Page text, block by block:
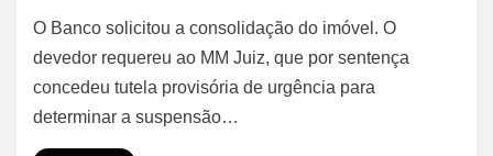
Fiduciária
–
Consolidação
O Banco solicitou a consolidação do imóvel. O
devedor requereu ao MM Juiz, que por sentença
concedeu tutela provisória de urgência para
determinar a suspensão…